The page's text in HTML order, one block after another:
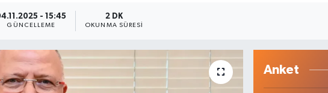
- 15:45
GÜNCELLEME
2 DK
OKUNMA SÜRESI
Anket